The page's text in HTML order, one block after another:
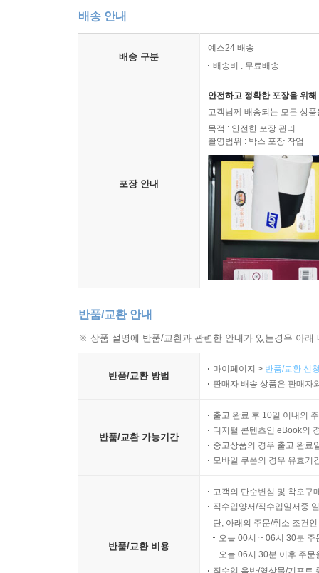
배송 안내
배송 구분
예스24 배송
배송비 : 무료배송
포장 안내
안전하고 정확한 포장을 위
고객님께 배송되는 모든 상
목적 : 안전한 포장 관리
촬영범위 : 박스 포장 작업
반품/교환 안내
※ 상품 설명에 반품/교환과 관련한 안내가 있는경우 아
반품/교환 방법
마이페이지 > 반품/교환 신
판매자 배송 상품은 판매자
반품/교환 가능기간
출고 완료 후 10일 이내의
디지털 콘텐츠인 eBook의
중고상품의 경우 출고 완료
모바일 쿠폰의 경우 유효기
반품/교환 비용
고객의 단순변심 및 착오구
직수입양서/직수입일서중
단, 아래의 주문/취소 조건
오늘 00시 ~ 06시 30분
오늘 06시 30분 이후 주